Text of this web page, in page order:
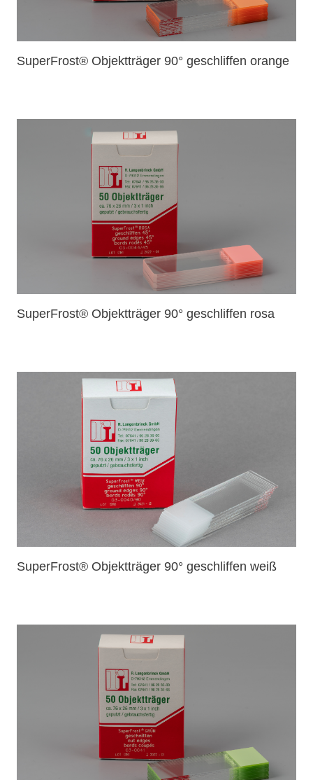
SuperFrost® Objektträger 90° geschliffen orange
SuperFrost® Objektträger 90° geschliffen rosa
SuperFrost® Objektträger 90° geschliffen weiß